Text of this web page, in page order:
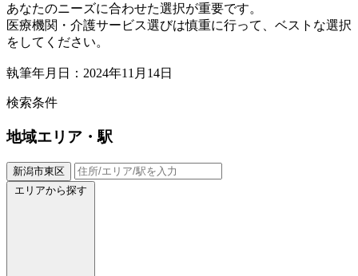
あなたのニーズに合わせた選択が重要です。
医療機関・介護サービス選びは慎重に行って、ベストな選択
をしてください。
執筆年月日：2024年11月14日
検索条件
地域エリア・駅
新潟市東区
エリアから探す